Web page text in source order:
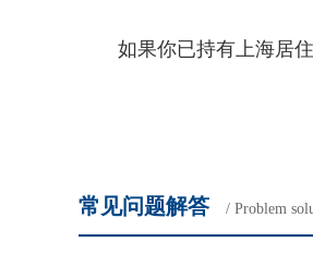
如果你已持有上海居住
常见问题解答 / Problem